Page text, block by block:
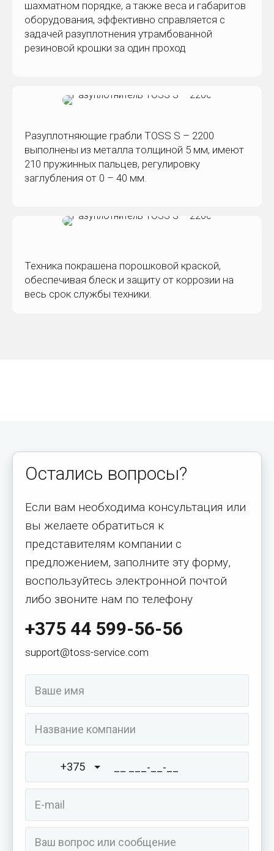
шахматном порядке, а также веса и габаритов
оборудования, эффективно справляется с
задачей разуплотнения утрамбованной
резиновой крошки за один проход
Разуплотняющие грабли TOSS S – 2200
выполнены из металла толщиной 5 мм, имеют
210 пружинных пальцев, регулировку
заглубления от 0 – 40 мм.
Техника покрашена порошковой краской,
обеспечивая блеск и защиту от коррозии на
весь срок службы техники.
Остались вопросы?
Если вам необходима консультация или
вы желаете обратиться к
представителям компании с
предложением, заполните эту форму,
воспользуйтесь электронной почтой
либо звоните нам по телефону
+375 44 599-56-56
support@toss-service.com
+375